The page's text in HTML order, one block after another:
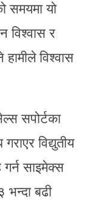
समयमा यो
विश्वास र
हामीले विश्वास
सपोर्टका
विद्युतीय
गर्न साइमेक्स
बढी